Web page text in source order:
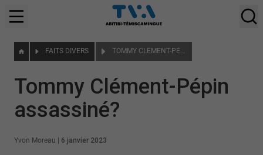
FAITS DIVERS TOMMY CLÉMENT-PÉPIN ASSASSINÉ?
Tommy Clément-Pépin
assassiné?
Yvon Moreau 6 janvier 2023